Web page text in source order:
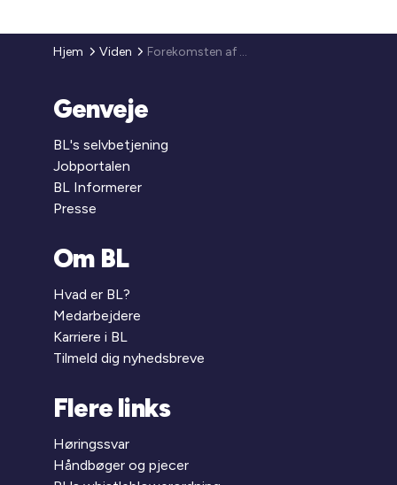
Hjem Viden Forekomsten af beboere med skizofreni
Genveje
BL's selvbetjening
Jobportalen
BL Informerer
Presse
Om BL
Hvad er BL?
Medarbejdere
Karriere i BL
Tilmeld dig nyhedsbreve
Flere links
Høringssvar
Håndbøger og pjecer